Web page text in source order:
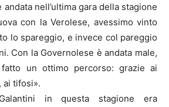
nell’ultima gara della stagione
con la Verolese, avessimo vinto
lo spareggio, e invece col pareggio
Con la Governolese è andata male,
un ottimo percorso: grazie ai
ai tifosi».
in questa stagione era